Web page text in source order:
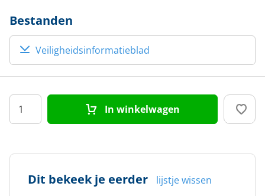
Bestanden
Veiligheidsinformatieblad
In winkelwagen
Dit bekeek je eerder lijstje wissen